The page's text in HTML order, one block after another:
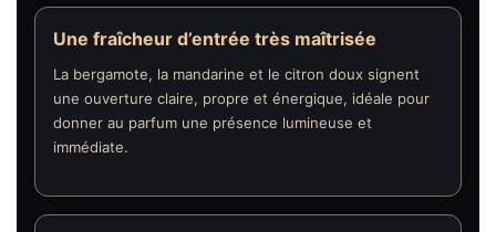
Une fraîcheur d’entrée très maîtrisée
La bergamote, la mandarine et le citron doux signent
une ouverture claire, propre et énergique, idéale pour
donner au parfum une présence lumineuse et
immédiate.